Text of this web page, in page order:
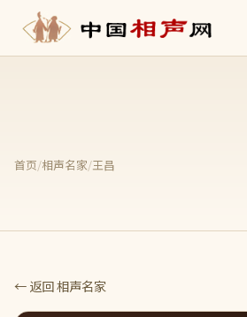
首页/相声名家/王昌
← 返回 相声名家